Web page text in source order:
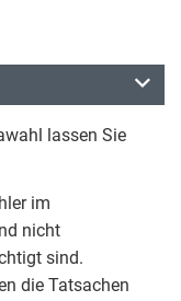
lassen Sie
im
nicht
sind.
die Tatsachen